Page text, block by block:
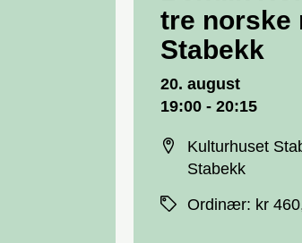
tre norske
Stabekk
20. august
19:00 - 20:15
Kulturhuset
Stabekk
Ordinær: kr